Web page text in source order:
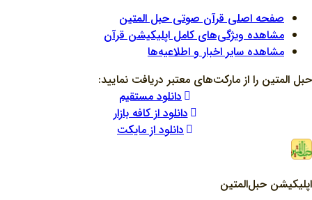
صفحه اصلی قرآن صوتی حبل المتین
مشاهده ویژگی‌های کامل اپلیکیشن قرآن
مشاهده سایر اخبار و اطلاعیه‌ها
حبل المتین را از مارکت‌های معتبر دریافت نمایید:
دانلود مستقیم
دانلود از کافه بازار
دانلود از مایکت
اپلیکیشن حبل‌المتین